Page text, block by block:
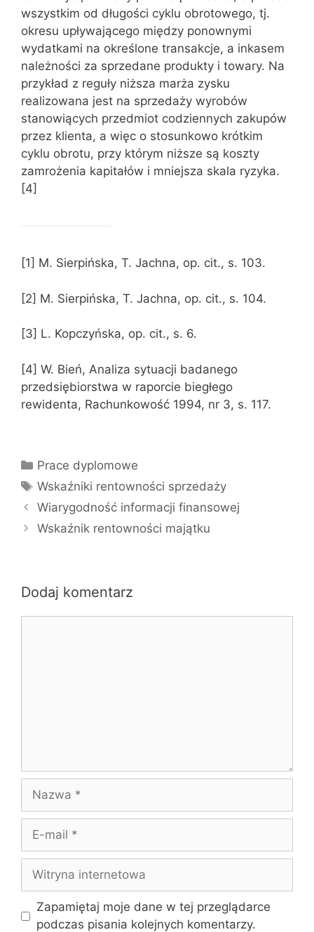
wszystkim od długości cyklu obrotowego, tj.
okresu upływającego między ponownymi
wydatkami na określone transakcje, a inkasem
należności za sprzedane produkty i towary. Na
przykład z reguły niższa marża zysku
realizowana jest na sprzedaży wyrobów
stanowiących przedmiot codziennych zakupów
przez klienta, a więc o stosunkowo krótkim
cyklu obrotu, przy którym niższe są koszty
zamrożenia kapitałów i mniejsza skala ryzyka.
[4]
[1] M. Sierpińska, T. Jachna, op. cit., s. 103.
[2] M. Sierpińska, T. Jachna, op. cit., s. 104.
[3] L. Kopczyńska, op. cit., s. 6.
[4] W. Bień, Analiza sytuacji badanego
przedsiębiorstwa w raporcie biegłego
rewidenta, Rachunkowość 1994, nr 3, s. 117.
Kategorie
Prace dyplomowe
Tagi
Wskaźniki rentowności sprzedaży
Wiarygodność informacji finansowej
Wskaźnik rentowności majątku
Dodaj komentarz
Nazwa
Witryna
internetowa
Zapamiętaj moje dane w tej przeglądarce
podczas pisania kolejnych komentarzy.